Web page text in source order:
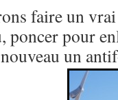
faire un
poncer pour
un